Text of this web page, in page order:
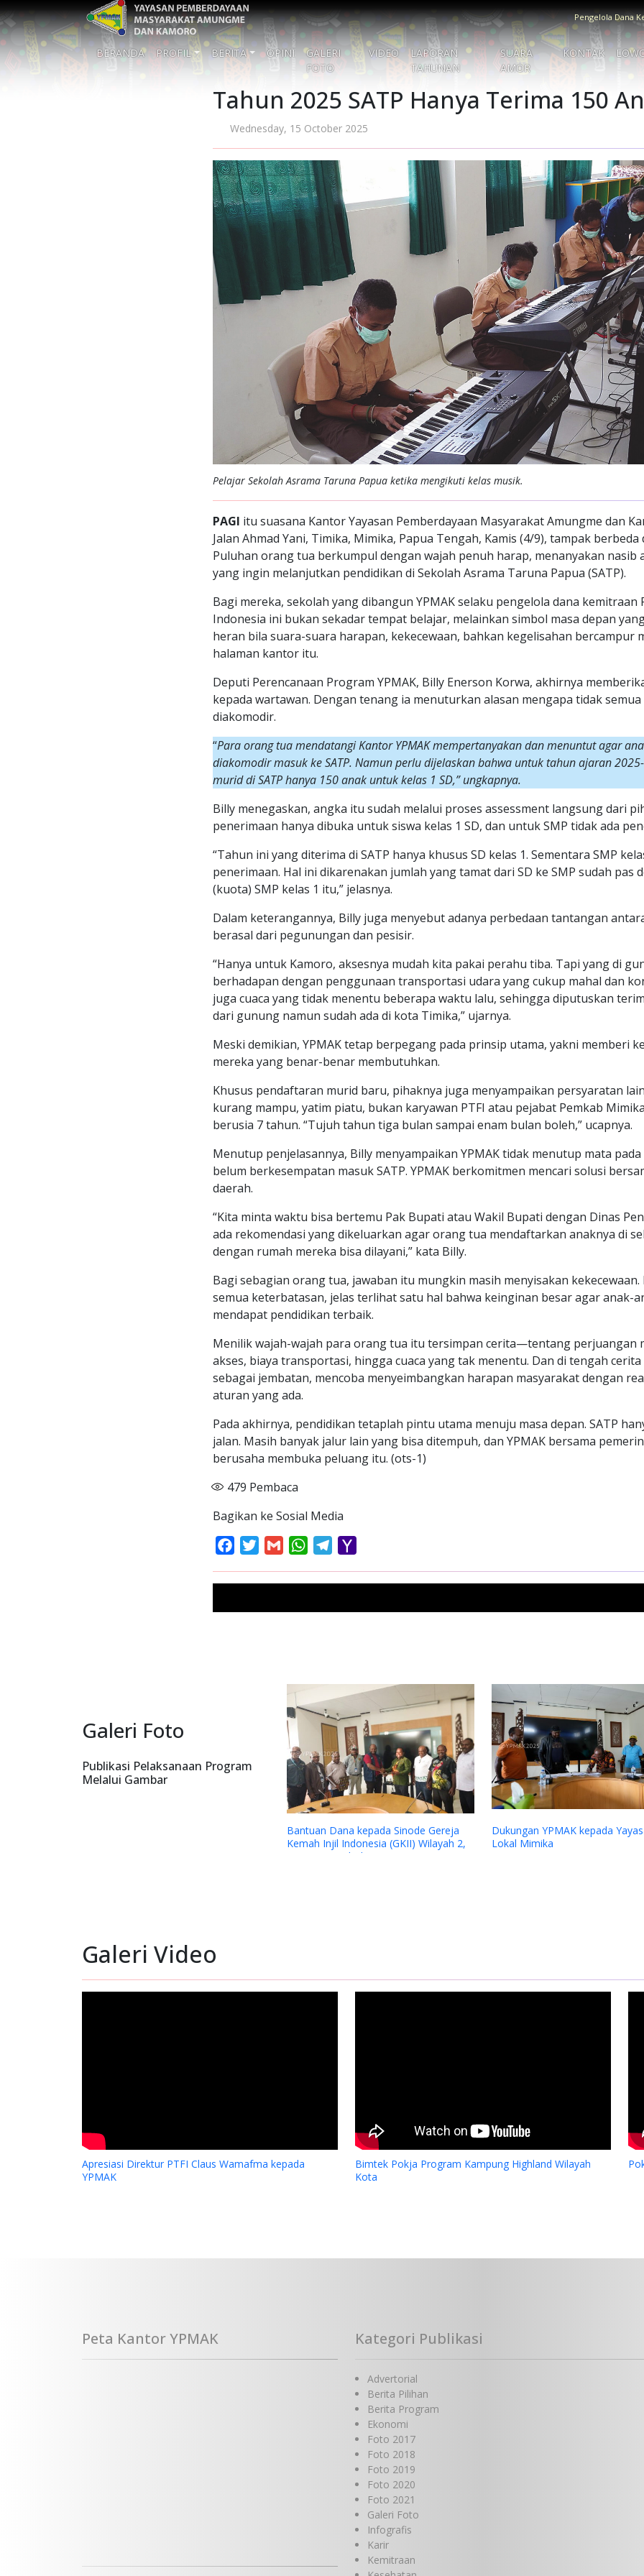
Pengelola Dana
BERANDA PROFIL BERITA OPINI
GALERI
FOTO
VIDEO
LAPORAN
TAHUNAN
SUARA
AMOR
KONTAK
Tahun 2025 SATP Hanya Terima 150
Wednesday, 15 October 2025
Pelajar Sekolah Asrama Taruna Papua ketika mengikuti kelas musik.
PAGI itu suasana Kantor Yayasan Pemberdayaan Masyarakat Amungme dan
Jalan Ahmad Yani, Timika, Mimika, Papua Tengah, Kamis (4/9), tampak berbeda
Puluhan orang tua berkumpul dengan wajah penuh harap, menanyakan nasib
yang ingin melanjutkan pendidikan di Sekolah Asrama Taruna Papua (SATP).
Bagi mereka, sekolah yang dibangun YPMAK selaku pengelola dana kemitraan
Indonesia ini bukan sekadar tempat belajar, melainkan simbol masa depan
heran bila suara-suara harapan, kekecewaan, bahkan kegelisahan bercampur
halaman kantor itu.
Deputi Perencanaan Program YPMAK, Billy Enerson Korwa, akhirnya
kepada wartawan. Dengan tenang ia menuturkan alasan mengapa tidak
diakomodir.
“Para orang tua mendatangi Kantor YPMAK mempertanyakan dan menuntut agar
diakomodir masuk ke SATP. Namun perlu dijelaskan bahwa untuk tahun ajaran
murid di SATP hanya 150 anak untuk kelas 1 SD,” ungkapnya.
Billy menegaskan, angka itu sudah melalui proses assessment langsung dari
penerimaan hanya dibuka untuk siswa kelas 1 SD, dan untuk SMP tidak ada
“Tahun ini yang diterima di SATP hanya khusus SD kelas 1. Sementara SMP
penerimaan. Hal ini dikarenakan jumlah yang tamat dari SD ke SMP sudah pas
(kuota) SMP kelas 1 itu,” jelasnya.
Dalam keterangannya, Billy juga menyebut adanya perbedaan tantangan
berasal dari pegunungan dan pesisir.
“Hanya untuk Kamoro, aksesnya mudah kita pakai perahu tiba. Tapi yang di
berhadapan dengan penggunaan transportasi udara yang cukup mahal dan
juga cuaca yang tidak menentu beberapa waktu lalu, sehingga diputuskan
dari gunung namun sudah ada di kota Timika,” ujarnya.
Meski demikian, YPMAK tetap berpegang pada prinsip utama, yakni memberi
mereka yang benar-benar membutuhkan.
Khusus pendaftaran murid baru, pihaknya juga menyampaikan persyaratan
kurang mampu, yatim piatu, bukan karyawan PTFI atau pejabat Pemkab
berusia 7 tahun. “Tujuh tahun tiga bulan sampai enam bulan boleh,” ucapnya.
Menutup penjelasannya, Billy menyampaikan YPMAK tidak menutup mata
belum berkesempatan masuk SATP. YPMAK berkomitmen mencari solusi
daerah.
“Kita minta waktu bisa bertemu Pak Bupati atau Wakil Bupati dengan Dinas
ada rekomendasi yang dikeluarkan agar orang tua mendaftarkan anaknya di
dengan rumah mereka bisa dilayani,” kata Billy.
Bagi sebagian orang tua, jawaban itu mungkin masih menyisakan
semua keterbatasan, jelas terlihat satu hal bahwa keinginan besar agar anak-
mendapat pendidikan terbaik.
Menilik wajah-wajah para orang tua itu tersimpan cerita—tentang perjuangan
akses, biaya transportasi, hingga cuaca yang tak menentu. Dan di tengah cerita
sebagai jembatan, mencoba menyeimbangkan harapan masyarakat dengan
aturan yang ada.
Pada akhirnya, pendidikan tetaplah pintu utama menuju masa depan. SATP
jalan. Masih banyak jalur lain yang bisa ditempuh, dan YPMAK bersama
berusaha membuka peluang itu. (ots-1)
479 Pembaca
Bagikan ke Sosial Media
FacebookTwitterGmail WhatsAppTelegram
Galeri Foto
Publikasi Pelaksanaan Program
Melalui Gambar
Penilaian Lapangan Juri CSR dan PDB
Award 2025 Program Bantuan 85 guru
Kerjasama YPMAK dan RS Jantung
Harapan Kita Jakarta
Previous
Galeri Video
Apresiasi Direktur PTFI Claus Wamafma kepada
YPMAK
Bimtek Pokja Program Kampung Highland Wilayah
Kota
Peta Kantor YPMAK Kategori Publikasi
Advertorial
Berita Pilihan
Berita Program
Ekonomi
Foto 2017
Foto 2018
Foto 2019
Foto 2020
Foto 2021
Galeri Foto
Infografis
Karir
Kemitraan